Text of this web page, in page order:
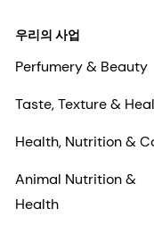
우리의 사업
Perfumery & Beauty
Taste, Texture &
Health, Nutrition &
Animal Nutrition &
Health